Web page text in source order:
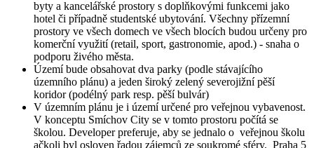
byty a kancelářské prostory s doplňkovými funkcemi jako
hotel či případně studentské ubytování. Všechny přízemní
prostory ve všech domech ve všech blocích budou určeny pro
komerční využití (retail, sport, gastronomie, apod.) - snaha o
podporu živého města.
Území bude obsahovat dva parky (podle stávajícího
územního plánu) a jeden široký zelený severojižní pěší
koridor (podélný park resp. pěší bulvár)
V územním plánu je i území určené pro veřejnou vybavenost.
V konceptu Smíchov City se v tomto prostoru počítá se
školou. Developer preferuje, aby se jednalo o veřejnou školu
ačkoli byl osloven řadou zájemců ze soukromé sféry. Praha 5